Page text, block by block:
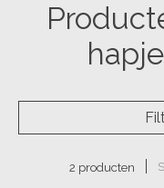
2 producten